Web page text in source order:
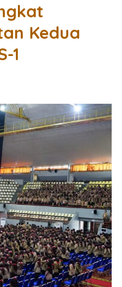
Kedua
1